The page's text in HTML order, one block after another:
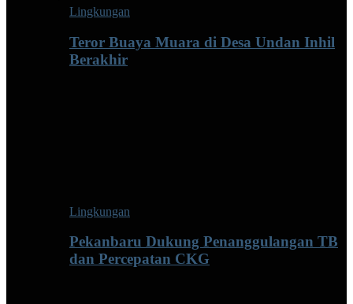
Lingkungan
Teror Buaya Muara di Desa Undan Inhil
Berakhir
Lingkungan
Pekanbaru Dukung Penanggulangan TB
dan Percepatan CKG